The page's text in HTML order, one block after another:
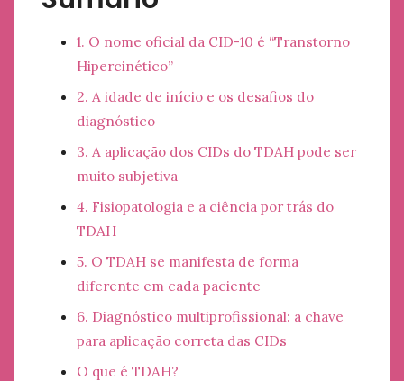
1. O nome oficial da CID-10 é “Transtorno
Hipercinético”
2. A idade de início e os desafios do
diagnóstico
3. A aplicação dos CIDs do TDAH pode ser
muito subjetiva
4. Fisiopatologia e a ciência por trás do
TDAH
5. O TDAH se manifesta de forma
diferente em cada paciente
6. Diagnóstico multiprofissional: a chave
para aplicação correta das CIDs
O que é TDAH?